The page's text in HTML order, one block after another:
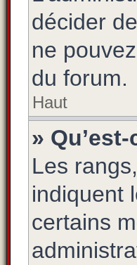
décider
ne
du forum.
Haut
»
Les
indiquent
certains